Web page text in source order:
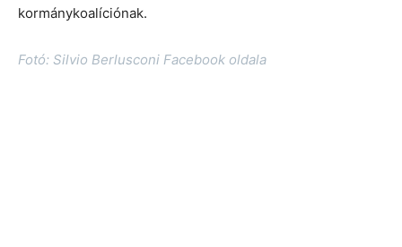
kormánykoalíciónak.
Fotó: Silvio Berlusconi Facebook oldala